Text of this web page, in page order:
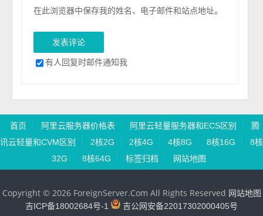
在此浏览器中保存我的姓名、电子邮件和站点地址。
有人回复时邮件通知我
首页 阿里云服务器价格表 阿里云轻量服务器和ECS区别
腾
讯云轻量和CVM区别
2核2G 2核4G 4核8G 8核16G
8核
32G
8核64G 标签归档 网站地图
Copyright © 2026 ForeignServer.Com All Rights Reserved 网站地图
吉ICP备18002684号-1
吉公网安备22017302000405号